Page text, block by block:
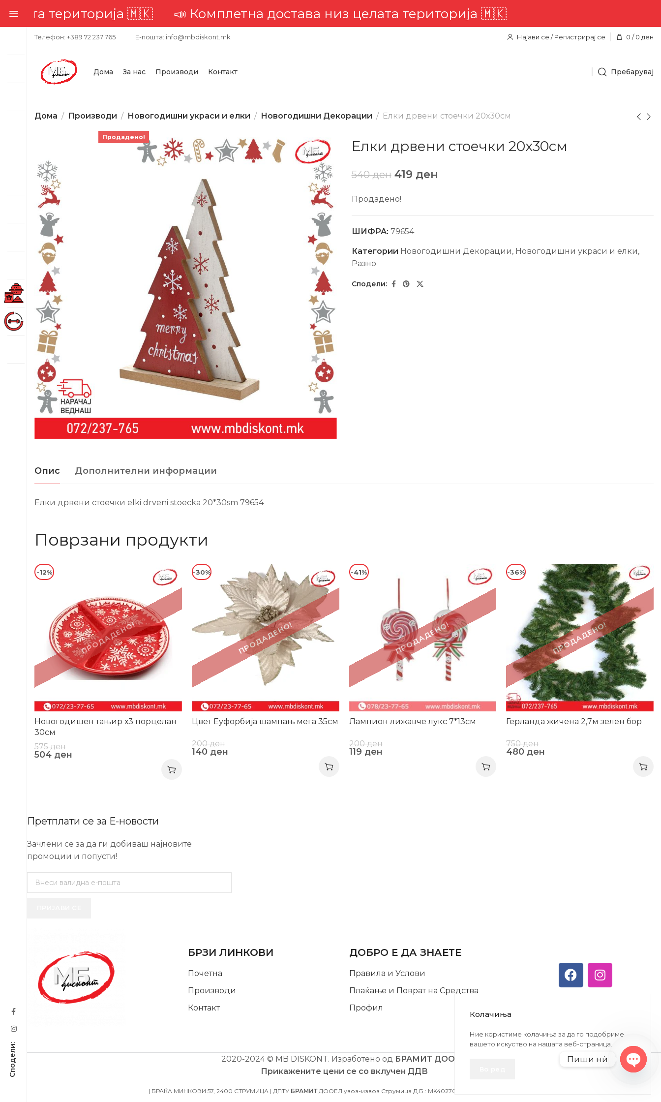
територија 🇲🇰📣 Комплетна достава низ целата територија 🇲🇰
Телефон: +389 72 237 765 Е-пошта: info@mbdiskont.mk Најави се / Регистрирај се 0 / 0 ден
Дома За нас Производи Контакт Пребарувај
Дома Производи Новогодишни украси и елки Новогодишни Декорации Елки дрвени стоечки 20х30см
Продадено!
Елки дрвени стоечки 20х30см
540ден 419 ден
Продадено!
ШИФРА: 79654
Категории Новогодишни Декорации, Новогодишни украси и елки,
Разно
Опис Дополнителни информации
Елки дрвени стоечки elki drveni stoecka 20*30sm 79654
Поврзани продукти
ПРОДАДЕНО!
-12%
Новогодишен тањир х3 порцелан
30см
575ден
504 ден
ПРОДАДЕНО!
-30%
Цвет Еуфорбија шампањ мега 35см
200ден
140 ден
ПРОДАДЕНО!
-41%
Лампион лижавче лукс 7*13см
200ден
119 ден
ПРОДАДЕНО!
-36%
Герланда жичена 2,7м зелен бор
750ден
480 ден
Претплати се за Е-новости
Зачлени се за да ги добиваш најновите
промоции и попусти!
БРЗИ ЛИНКОВИ
Почетна
Производи
Контакт
ДОБРО Е ДА ЗНАЕТЕ
Правила и Услови
Плаќање и Поврат на Средства
Профил
2020-2024 © MB DISKONT. Изработено од БРАМИТ ДООЕЛ
Прикажените цени се со вклучен ДДВ
| БРАЌА МИНКОВИ 57, 2400 СТРУМИЦА | ДПТУ БРАМИТДООЕЛ увоз-извоз Струмица Д.Б.: MK4027005146330 | ЕМБС: 6030530 |
Колачиња
Ние користиме колачиња за да го подобриме
вашето искуство на нашата веб-страница.
Пиши нѝ